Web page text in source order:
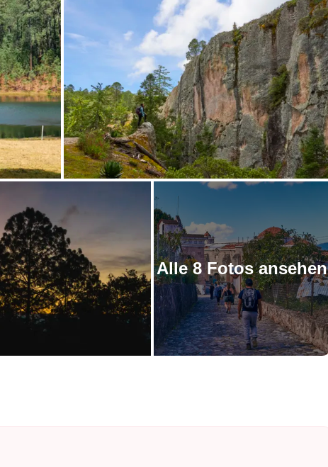
Alle 8 Fotos ansehen